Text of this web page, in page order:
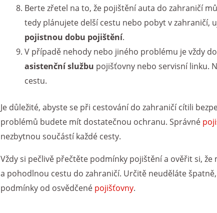
Berte zřetel na to, že pojištění auta do zahraničí
tedy plánujete delší cestu nebo pobyt v zahraničí,
pojistnou dobu pojištění.
V případě nehody nebo jiného problému je vždy
asistenční službu pojišťovny nebo servisní linku.
cestu.
Je důležité, abyste se při cestování do zahraničí cítili
problémů budete mít dostatečnou ochranu. Správné
nezbytnou součástí každé cesty.
Vždy si pečlivě přečtěte podmínky pojištění a ověřit si,
a pohodlnou cestu do zahraničí. Určitě neuděláte
podmínky od osvědčené pojišťovny.